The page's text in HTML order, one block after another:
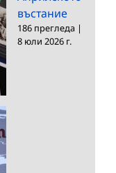
въстание
186 прегледа |
8 юли 2026 г.